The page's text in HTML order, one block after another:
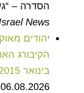
הסדרה –
News
יהודים
הקיבורג
בינואר 2015 בהגנה על שדה התעופה דונצק
06.08.2026